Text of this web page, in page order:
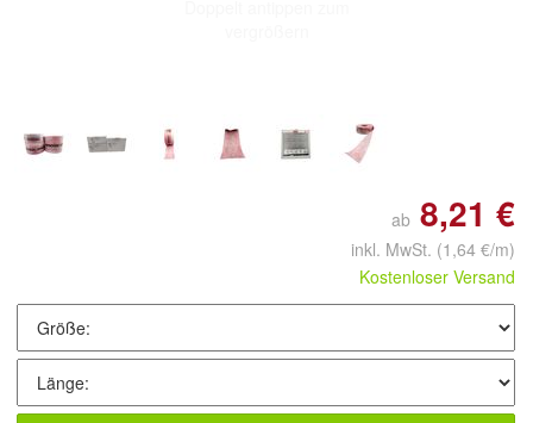
ab 8,21 €
inkl. MwSt. (1,64 €/m)
Kostenloser Versand